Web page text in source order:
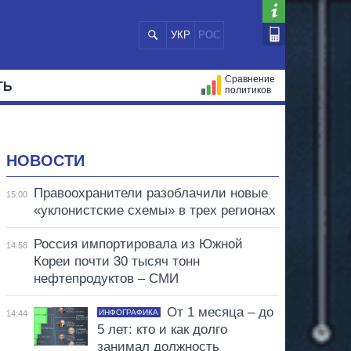
УКР РОС
Сравнение
политиков
НОВОСТИ
15:00
Правоохранители разоблачили новые
«уклонистские схемы» в трех регионах
14:58
Россия импортировала из Южной
Кореи почти 30 тысяч тонн
нефтепродуктов – СМИ
14:44 ИНФОГРАФИКА
От 1 месяца – до
5 лет: кто и как долго
занимал должность